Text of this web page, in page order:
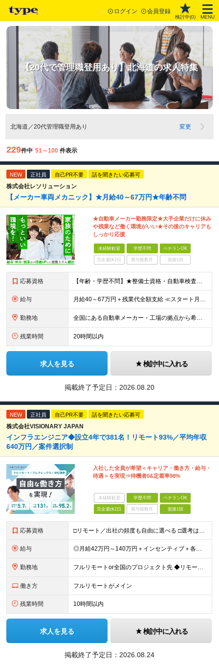
ログイン 会員登録
検討中(0) MENU
【20代で管理職登用あり】北海道の求人特集
北海道／20代管理職登用あり 変更
229件中 51～100 件表示
NEW 正社員 自己PR不要 話を聞きたい応募可
株式会社レソリューション
【メーカー車両メカニック】★月給40～67万円★年齢不問
★自動車メーカー勤務限定★大手企業だけに休み
や残業など働く環境がいい★その後のキャリアも
しっかり応援
未経験歓迎 学歴不問 ベテランOK
完全週休2日 賞与複数月 面接1回
応募資格 【年齢・学歴不問】★整備士資格・自動車検査員資格をお持ちの方★既卒者・第二新卒・実務未経験者も歓迎！ ■自動車整備士資格または自動車検査員資格の保有者。 ※実務経験不問 ◎経験や資格を活かしてキャリ
給与 月給40～67万円＋残業代全額支給 ≪スタート月給例≫ ■自動車車検・整備：月給40万円+残業代 ※現年収・年齢・経験・資格・能力等、総合的に考慮し、決定します。 ※試用期間有(同待遇/最長6ヵ月
勤務地 全国にある自動車メーカー・工場の拠点から希望を考慮して決定します。 ★転居を伴う転勤はありません。 ★U・Iターン、遠方からのご応募も歓迎！引越など赴任に伴う費用、家賃は全額負担します（会社規定によ
残業時間 20時間以内
求人を見る 検討中に入れる
掲載終了予定日： 2026.08.20
NEW 正社員 自己PR不要 話を聞きたい応募可
株式会社VISIONARY JAPAN
インフラエンジニア◆設立4年で381名！リモート93%／平均年収
640万円／案件選択制
入社した全員が希望＜キャリア・働き方・給与・
待遇＞を実現⇒待機者0&定着率98%
未経験歓迎 学歴不問 ベテランOK
完全週休2日 賞与複数月 面接1回
応募資格 □リモート／出社の頻度も自由に選べる □選考は役員とWeb面談1回のみ □学歴不問／第二新卒歓迎／ブランクOK 【応募条件】 ◎インフラエンジニアの実務経験1年以上をお持ちの方 └運用・監視だけの方
給与 ◎月給42万円～140万円＋インセンティブ＋各種手当 ・エンジニア平均年収640万円 ・入社したエンジニア全員年収UP！平均180万円UP！ ・還元率80~95%！平均還元率86.9% ・単価連動型⇒
勤務地 フルリモートor全国のプロジェクト先 ◆リモート実施率93%（リモート／出社の頻度も自分で選べる） ◆UIターン歓迎！転勤なし ※(変更の範囲)上記を除く当社関連勤務地 ＼独立した評価機関による評価
働き方 フルリモートがメイン
残業時間 10時間以内
求人を見る 検討中に入れる
掲載終了予定日： 2026.08.24